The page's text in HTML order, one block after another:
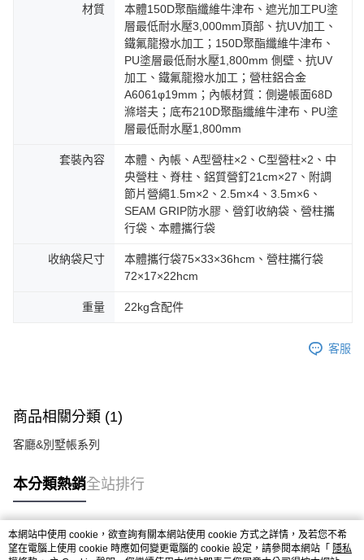
材質
本體150D聚酯纖維牛津布、遮光加工PU塗
層最低耐水壓3,000mm頂部、抗UV加工、
鐵氟龍撥水加工；150D聚酯纖維牛津布、
PU塗層最低耐水壓1,800mm 側壁、抗UV
加工、鐵氟龍撥水加工；營柱鋁合金
A6061φ19mm；內帳材質：側邊帳面68D
滌塔夫；底布210D聚酯纖維牛津布、PU塗
層最低耐水壓1,800mm
套裝內容
本體、內帳、A型營柱×2、C型營柱×2、中
央營柱、脊柱、鋁質營釘21cm×27、附調
節片營繩1.5m×2、2.5m×4、3.5m×6、
SEAM GRIP防水膠、營釘收納袋、營柱攜
行袋、本體攜行袋
收納袋尺寸
本體攜行袋75×33×36hcm、營柱攜行袋
72×17×22hcm
重量 22kg含配件
客服
商品相關分類 (1)
客廳&別墅帳系列
本分類熱銷全站排行
熱門標籤
本網站中使用 cookie，欲查詢有關本網站使用 cookie 方式之詳情，及若您不希
望在電腦上使用 cookie 時應如何變更電腦的 cookie 設定，請參閱本網站「 隱私